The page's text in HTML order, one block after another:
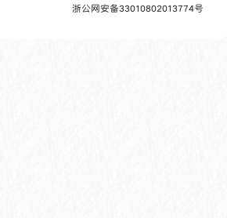
浙公网安备33010802013774号